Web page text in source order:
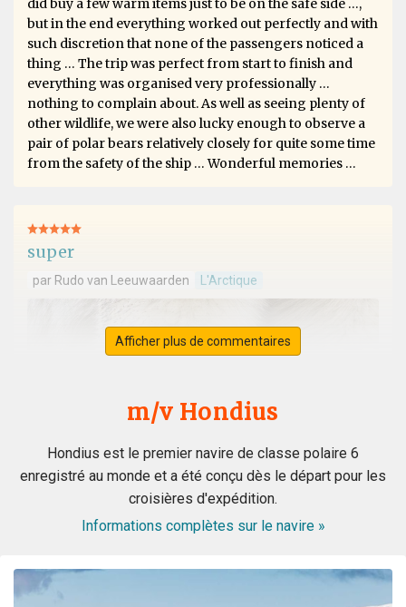
did buy a few warm items just to be on the safe side …,
but in the end everything worked out perfectly and with
such discretion that none of the passengers noticed a
thing … The trip was perfect from start to finish and
everything was organised very professionally …
nothing to complain about. As well as seeing plenty of
other wildlife, we were also lucky enough to observe a
pair of polar bears relatively closely for quite some time
from the safety of the ship … Wonderful memories …
super
par Rudo van Leeuwaarden L'Arctique
Afficher plus de commentaires
m/v Hondius
Hondius est le premier navire de classe polaire 6
enregistré au monde et a été conçu dès le départ pour les
croisières d'expédition.
Informations complètes sur le navire »